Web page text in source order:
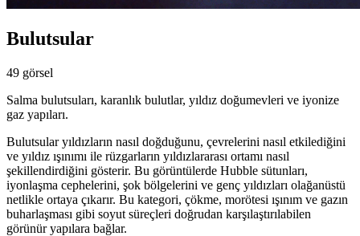
Bulutsular
49 görsel
Salma bulutsuları, karanlık bulutlar, yıldız doğumevleri ve iyonize
gaz yapıları.
Bulutsular yıldızların nasıl doğduğunu, çevrelerini nasıl etkilediğini
ve yıldız ışınımı ile rüzgarların yıldızlararası ortamı nasıl
şekillendirdiğini gösterir. Bu görüntülerde Hubble sütunları,
iyonlaşma cephelerini, şok bölgelerini ve genç yıldızları olağanüstü
netlikle ortaya çıkarır. Bu kategori, çökme, morötesi ışınım ve gazın
buharlaşması gibi soyut süreçleri doğrudan karşılaştırılabilen
görünür yapılara bağlar.